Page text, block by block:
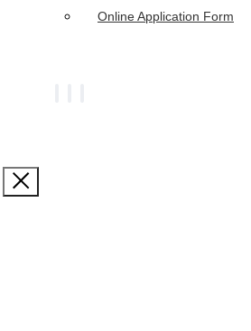
Online Application Form